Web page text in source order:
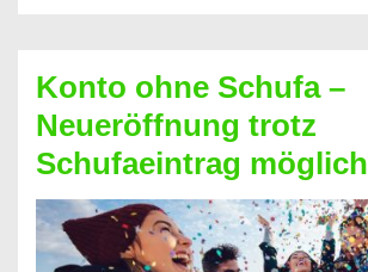
Sie
einen
Kredit
ohne
Einkommensnachweis
Konto ohne Schufa –
Neueröffnung trotz
Schufaeintrag möglich